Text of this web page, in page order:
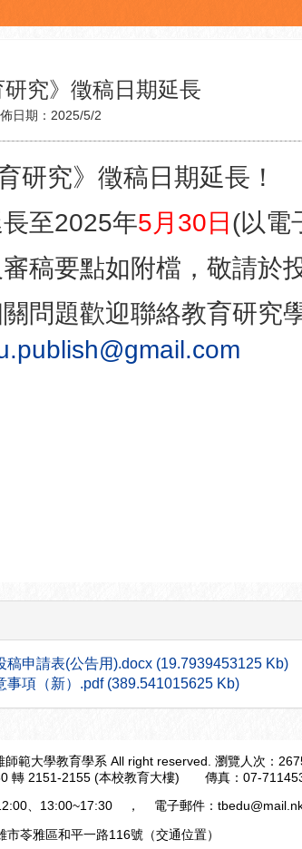
究》徵稿日期延長
日期： 2025/5/2
研究》徵稿日期延長！
至2025年5月 30 日 (以電
稿要點如附檔，敬請於
問題歡迎聯絡教育研究
稿申請表(公告用).docx (19.7939453125 Kb)
事項（新）.pdf (389.541015625 Kb)
師範大學教育學系 All right reserved. 瀏覽人次：
轉 2151-2155 (本校教育大樓) 傳真：07-
、13:00~17:30 ， 電子郵件：
市苓雅區和平一路116號（交通位置）